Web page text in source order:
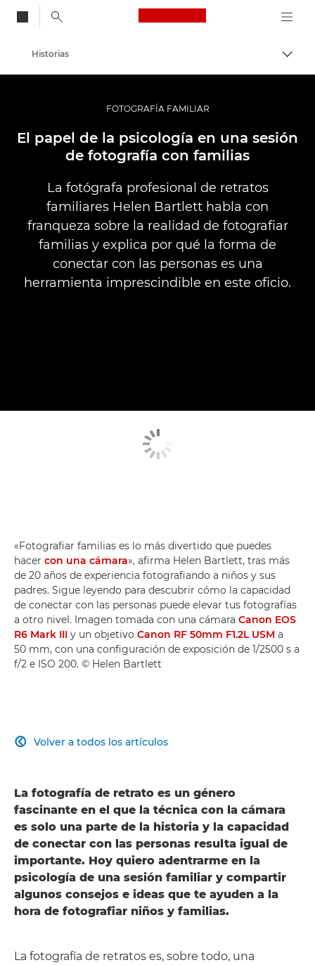
Canon Logo, back
Fotografías y vídeos profesionales
Historias
FOTOGRAFÍA FAMILIAR
El papel de la psicología en una sesión
de fotografía con familias
La fotógrafa profesional de retratos
familiares Helen Bartlett habla con
franqueza sobre la realidad de fotografiar
familias y explica por qué la forma de
conectar con las personas es una
herramienta imprescindible en este oficio.
«Fotografiar familias es lo más divertido que puedes
hacer con una cámara», afirma Helen Bartlett, tras más
de 20 años de experiencia fotografiando a niños y sus
padres. Sigue leyendo para descubrir cómo la capacidad
de conectar con las personas puede elevar tus fotografías
a otro nivel. Imagen tomada con una cámara Canon EOS
R6 Mark III y un objetivo Canon RF 50mm F1.2L USM a
50 mm, con una configuración de exposición de 1/2500 s a
f/2 e ISO 200. © Helen Bartlett
Volver a todos los artículos

La fotografía de retrato es un género
fascinante en el que la técnica con la cámara
es solo una parte de la historia y la capacidad
de conectar con las personas resulta igual de
importante. Hoy quiero adentrarme en la
psicología de una sesión familiar y compartir
algunos consejos e ideas que te ayuden a la
hora de fotografiar niños y familias.
La fotografía de retratos es, sobre todo, una